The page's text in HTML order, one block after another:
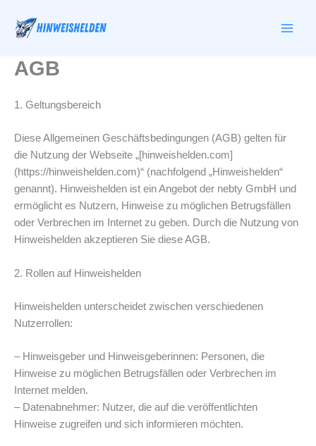
Inhalt
springen
AGB
1. Geltungsbereich
Diese Allgemeinen Geschäftsbedingungen (AGB) gelten für
die Nutzung der Webseite „[hinweishelden.com]
(https://hinweishelden.com)“ (nachfolgend „Hinweishelden“
genannt). Hinweishelden ist ein Angebot der nebty GmbH und
ermöglicht es Nutzern, Hinweise zu möglichen Betrugsfällen
oder Verbrechen im Internet zu geben. Durch die Nutzung von
Hinweishelden akzeptieren Sie diese AGB.
2. Rollen auf Hinweishelden
Hinweishelden unterscheidet zwischen verschiedenen
Nutzerrollen:
– Hinweisgeber und Hinweisgeberinnen: Personen, die
Hinweise zu möglichen Betrugsfällen oder Verbrechen im
Internet melden.
– Datenabnehmer: Nutzer, die auf die veröffentlichten
Hinweise zugreifen und sich informieren möchten.